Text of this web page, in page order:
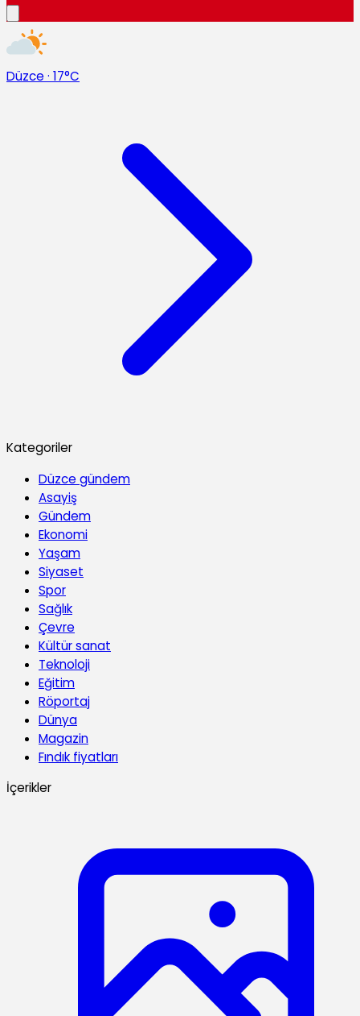
Düzce · 17°C
Kategoriler
Düzce gündem
Asayiş
Gündem
Ekonomi
Yaşam
Siyaset
Spor
Sağlık
Çevre
Kültür sanat
Teknoloji
Eğitim
Röportaj
Dünya
Magazin
Fındık fiyatları
İçerikler